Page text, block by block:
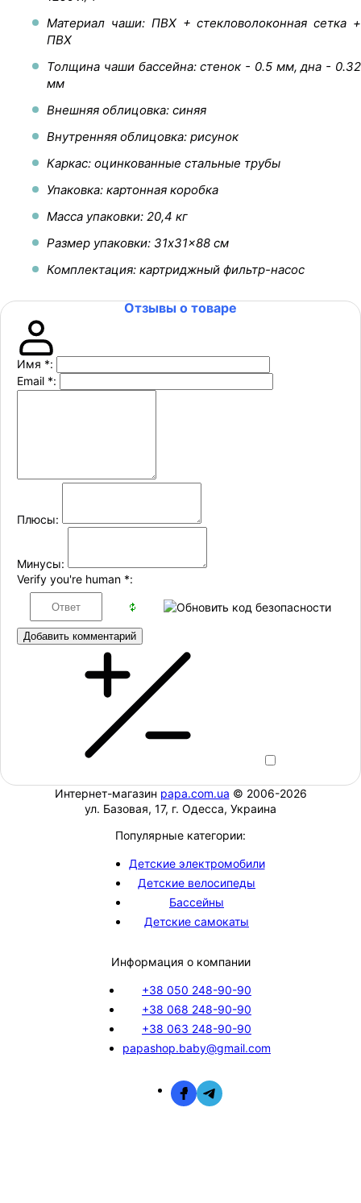
Материал чаши: ПВХ + стекловолоконная сетка +
ПВХ
Толщина чаши бассейна: стенок - 0.5 мм, дна - 0.32
мм
Внешняя облицовка: синяя
Внутренняя облицовка: рисунок
Каркас: оцинкованные стальные трубы
Упаковка: картонная коробка
Масса упаковки: 20,4 кг
Размер упаковки: 31x31x88 см
Комплектация: картриджный фильтр-насос
Отзывы о товаре
Имя *:
Email *:
Плюсы:
Минусы:
Verify you're human *:
Добавить комментарий
Интернет-магазин papa.com.ua © 2006-2026
ул. Базовая, 17, г. Одесса, Украина
Популярные категории:
Детские электромобили
Детские велосипеды
Бассейны
Детские самокаты
Информация о компании
+38 050 248-90-90
+38 068 248-90-90
+38 063 248-90-90
papashop.baby@gmail.com